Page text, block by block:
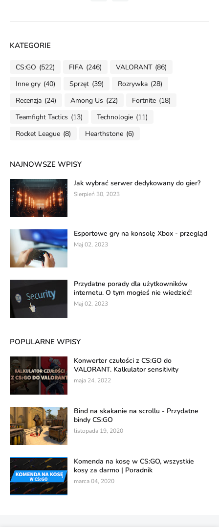
KATEGORIE
CS:GO (522) FIFA (246) VALORANT (86)
Inne gry (40) Sprzęt (39) Rozrywka (28)
Recenzja (24) Among Us (22) Fortnite (18)
Teamfight Tactics (13) Technologie (11)
Rocket League (8) Hearthstone (6)
NAJNOWSZE WPISY
Jak wybrać serwer dedykowany do gier?
Sierpień 30, 2023
Esportowe gry na konsolę Xbox - przegląd
Maj 02, 2023
Przydatne porady dla użytkowników
internetu. O tym mogłeś nie wiedzieć!
Maj 02, 2023
POPULARNE WPISY
Konwerter czułości z CS:GO do
VALORANT. Kalkulator sensitivity
maja 24, 2022
Bind na skakanie na scrollu - Przydatne
bindy CS:GO
listopada 19, 2020
Komenda na kosę w CS:GO, wszystkie
kosy za darmo | Poradnik
marca 04, 2020